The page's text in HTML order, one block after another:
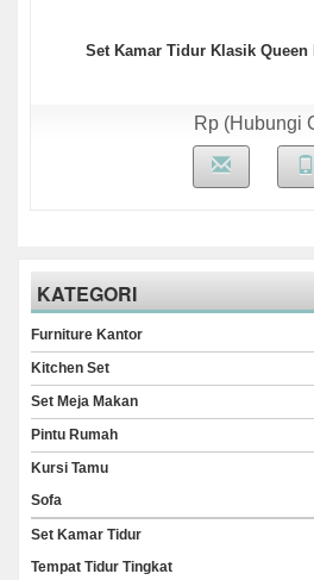
Set Kamar Tidur Klasik Queen
Rp (Hubungi
KATEGORI
Furniture Kantor
Kitchen Set
Set Meja Makan
Pintu Rumah
Kursi Tamu
Sofa
Set Kamar Tidur
Tempat Tidur Tingkat